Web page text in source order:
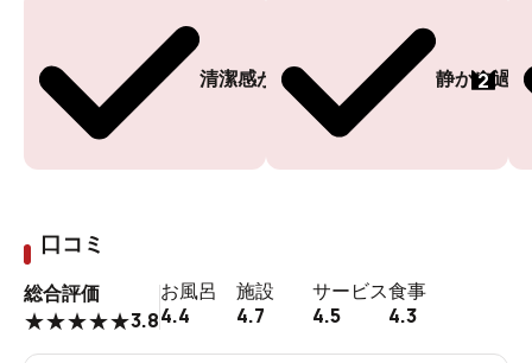
清潔感がある 静かに過
2
口コミ
総合評価
★★★★★3.8
お風呂
4.4
施設
4.7
サービス
4.5
食事
4.3